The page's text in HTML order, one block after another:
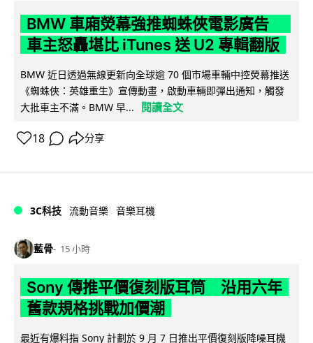
BMW 車廂熒幕強推蜘蛛俠電影廣告
車主怒轟堪比 iTunes 送 U2 專輯翻版
BMW 近日透過無線更新向全球逾 70 個市場車輛中控熒幕推送
《蜘蛛俠：英雄重生》宣傳動畫，啟動車輛即彈出通知，觸發
大批車主不滿。BMW 早...
閱讀全文
18 分享
3C科技 流動音樂 音樂耳機
藍骨 15 小時
Sony 傳推平價復刻版耳筒 沿用六年
舊款規格挑戰加價潮
最近有爆料指 Sony 計劃於 9 月 7 日推出平價復刻版降噪耳機